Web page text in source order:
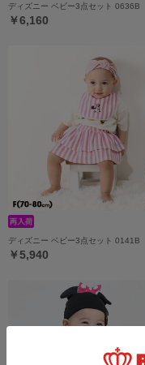
ディズニー ベビー3点セット 0636B
￥6,160
ディズニー ベビー3点セット 0141B
￥5,940